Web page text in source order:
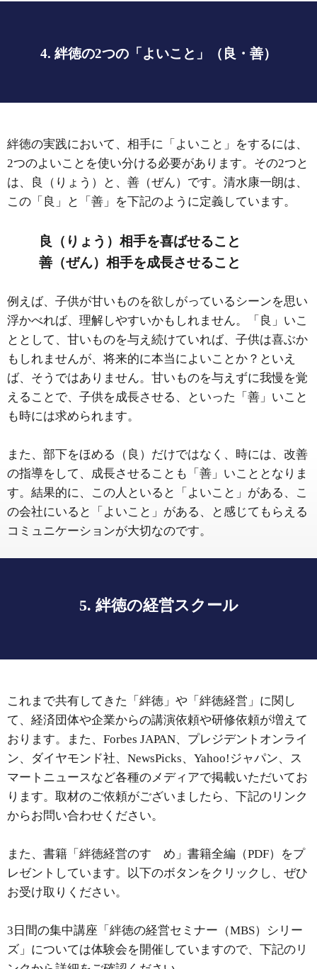
4. 絆徳の2つの「よいこと」（良・善）
絆徳の実践において、相手に「よいこと」をするには、
2つのよいことを使い分ける必要があります。その2つと
は、良（りょう）と、善（ぜん）です。清水康一朗は、
この「良」と「善」を下記のように定義しています。
良（りょう）相手を喜ばせること
善（ぜん）相手を成長させること
例えば、子供が甘いものを欲しがっているシーンを思い
浮かべれば、理解しやすいかもしれません。「良」いこ
ととして、甘いものを与え続けていれば、子供は喜ぶか
もしれませんが、将来的に本当によいことか？といえ
ば、そうではありません。甘いものを与えずに我慢を覚
えることで、子供を成長させる、といった「善」いこと
も時には求められます。
また、部下をほめる（良）だけではなく、時には、改善
の指導をして、成長させることも「善」いこととなりま
す。結果的に、この人といると「よいこと」がある、こ
の会社にいると「よいこと」がある、と感じてもらえる
コミュニケーションが大切なのです。
5. 絆徳の経営スクール
これまで共有してきた「絆徳」や「絆徳経営」に関し
て、経済団体や企業からの講演依頼や研修依頼が増えて
おります。また、Forbes JAPAN、プレジデントオンライ
ン、ダイヤモンド社、NewsPicks、Yahoo!ジャパン、ス
マートニュースなど各種のメディアで掲載いただいてお
ります。取材のご依頼がございましたら、下記のリンク
からお問い合わせください。
また、書籍「絆徳経営のすゝめ」書籍全編（PDF）をプ
レゼントしています。以下のボタンをクリックし、ぜひ
お受け取りください。
3日間の集中講座「絆徳の経営セミナー（MBS）シリー
ズ」については体験会を開催していますので、下記のリ